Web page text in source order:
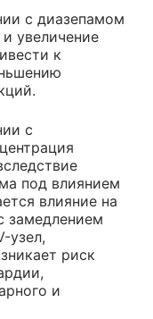
с диазепамом
увеличение
к
с
под влиянием
влияние на
замедлением
узел,
риск
и